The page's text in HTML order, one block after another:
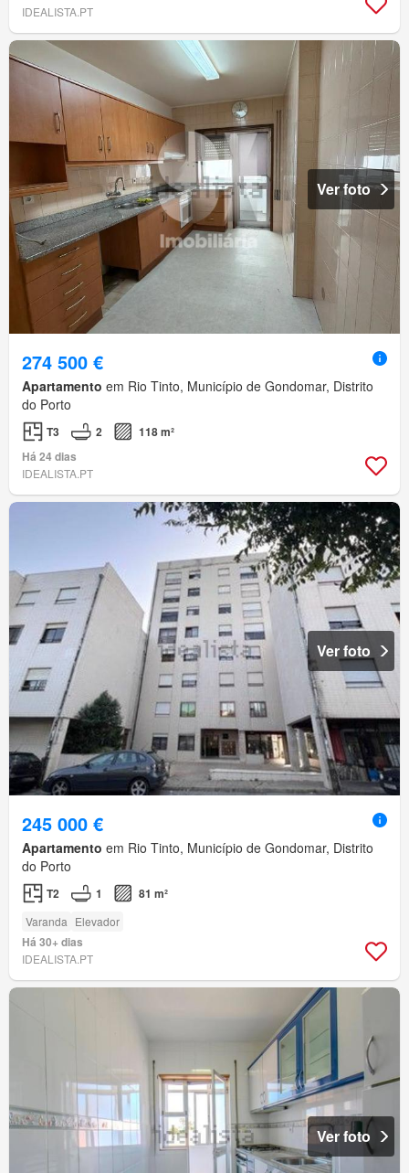
IDEALISTA.PT
Ver foto
274 500 €
Apartamento em Rio Tinto, Município de Gondomar, Distrito
do Porto
T3 2
118 m²
Há 24 dias
IDEALISTA.PT
Ver foto
245 000 €
Apartamento em Rio Tinto, Município de Gondomar, Distrito
do Porto
T2 1 81 m²
Varanda Elevador
Há 30+ dias
IDEALISTA.PT
Ver foto